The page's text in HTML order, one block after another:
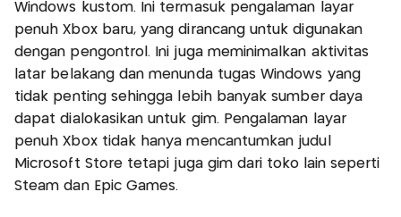
Windows kustom. Ini termasuk pengalaman layar
penuh Xbox baru, yang dirancang untuk digunakan
dengan pengontrol. Ini juga meminimalkan aktivitas
latar belakang dan menunda tugas Windows yang
tidak penting sehingga lebih banyak sumber daya
dapat dialokasikan untuk gim. Pengalaman layar
penuh Xbox tidak hanya mencantumkan judul
Microsoft Store tetapi juga gim dari toko lain seperti
Steam dan Epic Games.